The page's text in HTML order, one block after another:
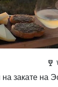
wine_bar
закате на